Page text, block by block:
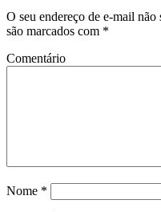
O seu endereço de e-mail não
são marcados com *
Comentário
Nome *